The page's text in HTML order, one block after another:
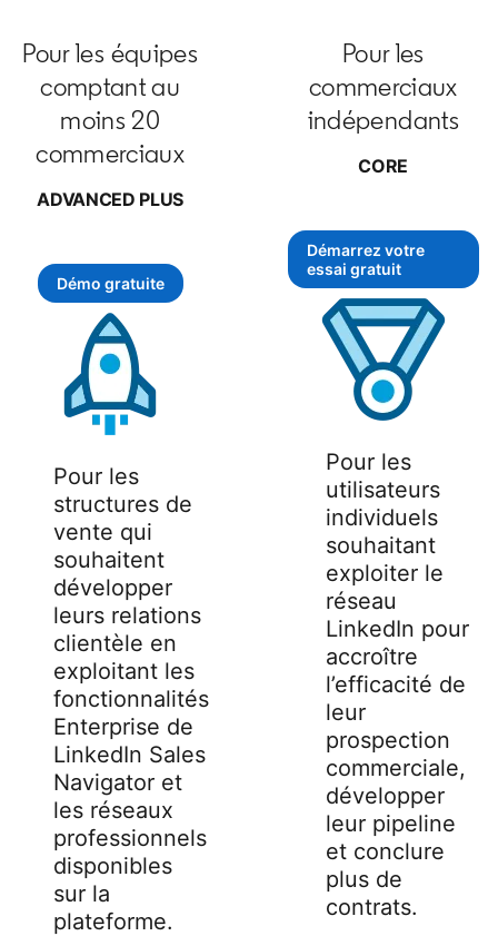
Pour les équipes
comptant au
moins 20
commerciaux
ADVANCED PLUS
Démo gratuite
Pour les
structures de
vente qui
souhaitent
développer
leurs relations
clientèle en
exploitant les
fonctionnalités
Enterprise de
LinkedIn Sales
Navigator et
les réseaux
professionnels
disponibles
sur la
plateforme.
Pour les
commerciaux
indépendants
CORE
Démarrez votre
essai gratuitopens in a
Pour les
utilisateurs
individuels
souhaitant
exploiter le
réseau
LinkedIn pour
accroître
l’efficacité de
leur
prospection
commerciale,
développer
leur pipeline
et conclure
plus de
contrats.